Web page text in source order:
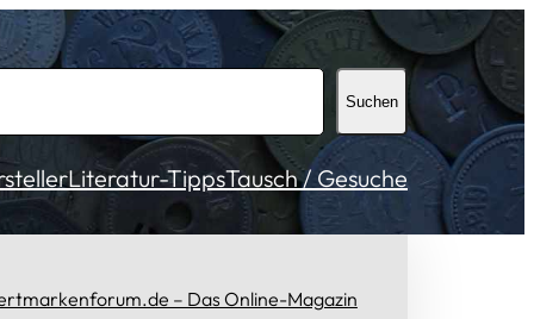
Suchen
Literatur-TippsTausch / Gesuche
– Das Online-Magazin